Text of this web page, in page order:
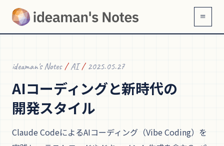
≡
ideaman's Notes / AI / 2025.05.27
AIコーディングと新時代の
開発スタイル
Claude CodeによるAIコーディング（Vibe Coding）を